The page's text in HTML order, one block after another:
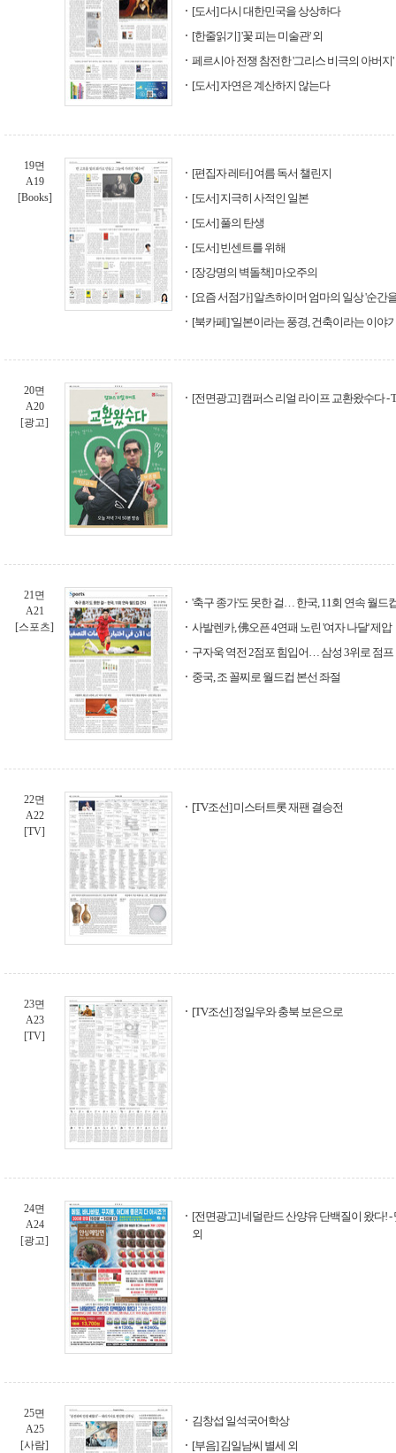
[도서] 다시 대한민국을 상상하다
[한줄읽기] '꽃 피는 미술관' 외
페르시아 전쟁 참전한 '그리스 비극의 아버지'
[도서] 자연은 계산하지 않는다
19면
A19
[Books]
[편집자 레터] 여름 독서 챌린지
[도서] 지극히 사적인 일본
[도서] 풀의 탄생
[도서] 빈센트를 위해
[장강명의 벽돌책] 마오주의
[요즘 서점가] 알츠하이머 엄마의 일상 '순간
[북카페] '일본이라는 풍경, 건축이라는 이야
20면
A20
[광고]
[전면광고] 캠퍼스 리얼 라이프 교환왔수다 -
21면
A21
[스포츠]
'축구 종가'도 못한 걸… 한국, 11회 연속 월드
사발렌카, 佛오픈 4연패 노린 '여자 나달' 제압
구자욱 역전 2점포 힘입어… 삼성 3위로 점프
중국, 조 꼴찌로 월드컵 본선 좌절
22면
A22
[TV]
[TV조선] 미스터트롯 재팬 결승전
23면
A23
[TV]
[TV조선] 정일우와 충북 보은으로
24면
A24
[광고]
[전면광고] 네덜란드 산양유 단백질이 왔다!
외
25면
A25
[사람]
김창섭 일석국어학상
[부음] 김일남씨 별세 외